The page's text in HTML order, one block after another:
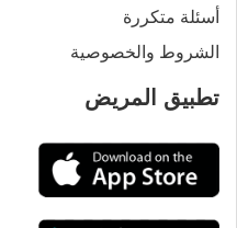
أسئلة متكررة
الشروط والخصوصية
تطبيق المريض